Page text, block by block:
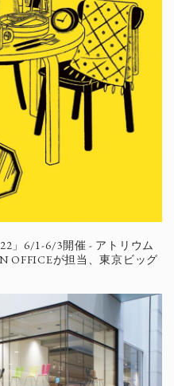
」6/1-6/3開催 - アトリウム
OFFICEが担当、東京ビッグ